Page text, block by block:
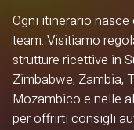
Ogni itinerario
team. Visitiamo
strutture ricettive in
Zimbabwe, Zambia,
Mozambico e nelle
per offrirti consigli